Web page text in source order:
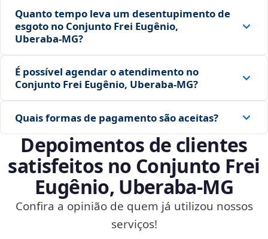
Quanto tempo leva um desentupimento de
esgoto no Conjunto Frei Eugênio,
Uberaba‑MG?
É possível agendar o atendimento no
Conjunto Frei Eugênio, Uberaba‑MG?
Quais formas de pagamento são aceitas?
Depoimentos de clientes
satisfeitos no Conjunto Frei
Eugênio, Uberaba‑MG
Confira a opinião de quem já utilizou nossos
serviços!